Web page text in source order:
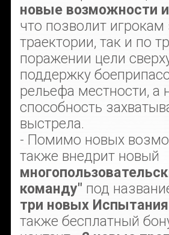
новые возможности
что позволит
траектории, так и по
поражении цели
поддержку
рельефа местности, а
способность
выстрела.
- Помимо новых
также внедрит новый
команду" под
три новых
также бесплатный